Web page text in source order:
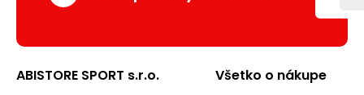
ABISTORE SPORT s.r.o. Všetko o nákupe